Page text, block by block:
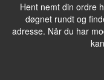
Hent nemt din ordre
døgnet rundt og
adresse. Når du har